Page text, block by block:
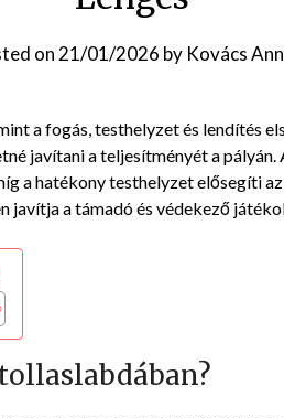
on 21/01/2026 by Kovács
a fogás, testhelyzet és lendítés
javítani a teljesítményét a
a hatékony testhelyzet elősegíti
javítja a támadó és védekező